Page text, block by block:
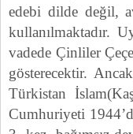
edebi dilde değil,
kullanılmaktadır.
vadede Çinliler
gösterecektir.
Türkistan
Cumhuriyeti